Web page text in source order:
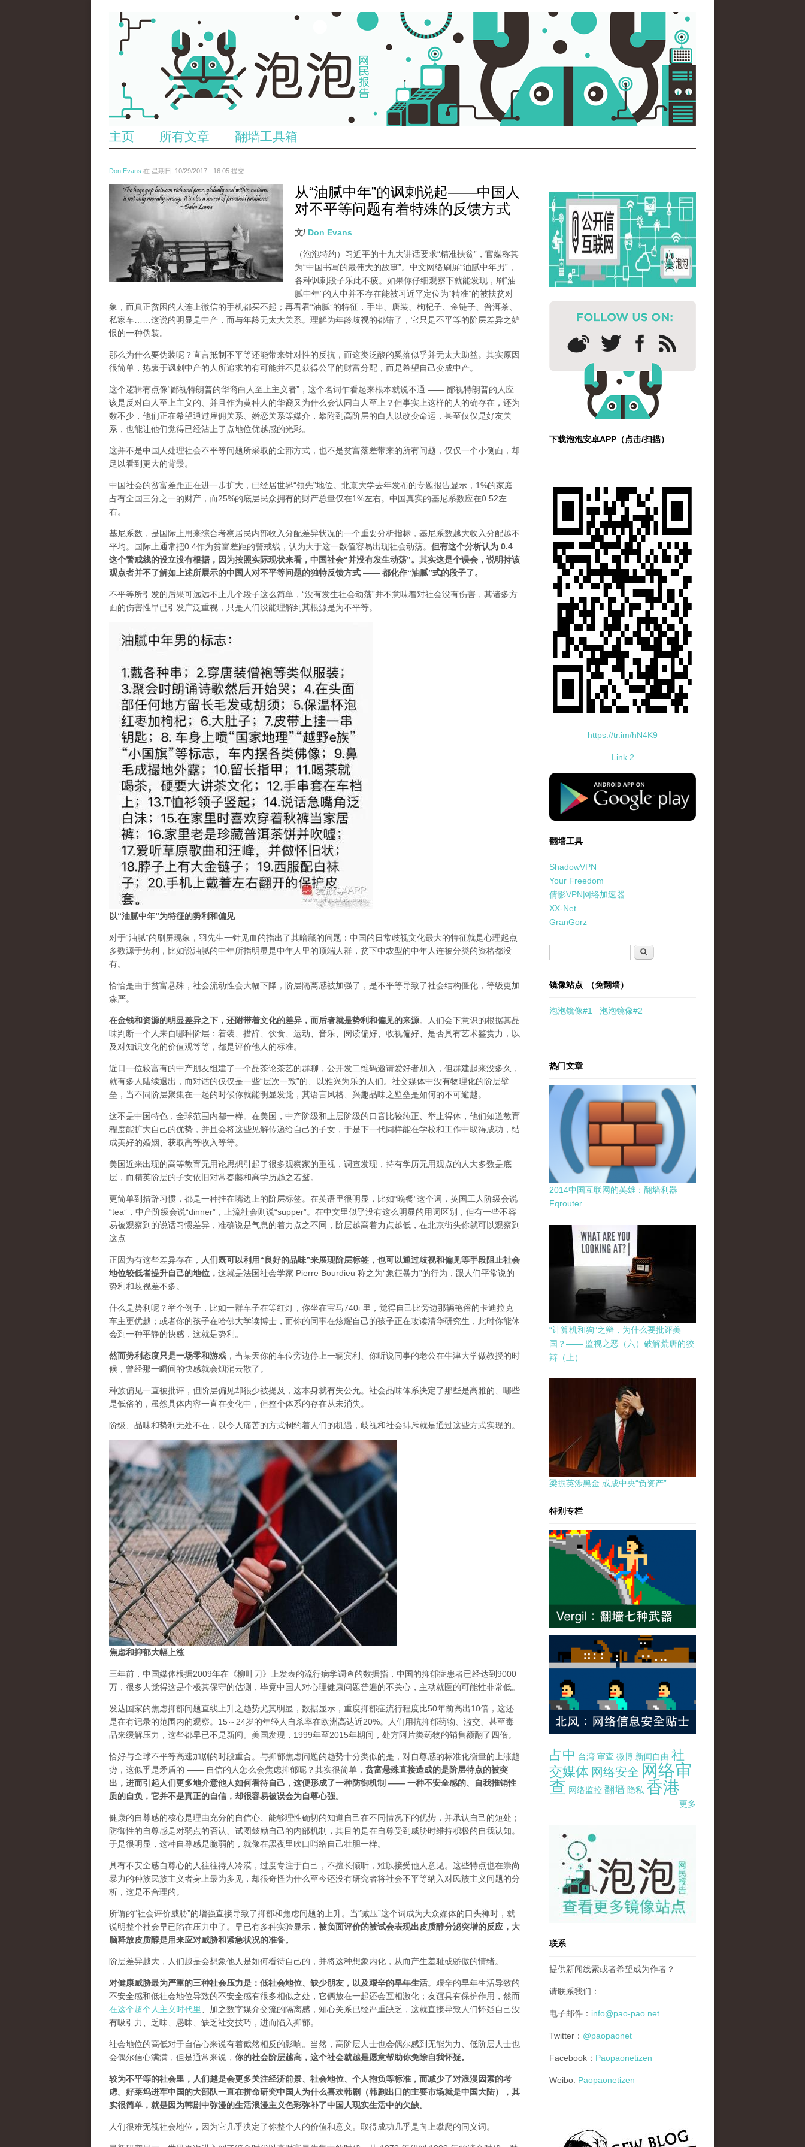
主页 所有文章 翻墙工具箱
Don Evans 在 星期日, 10/29/2017 - 16:05 提交
wechatimg1560.jpeg
从“油腻中年”的讽刺说起——中国人
对不平等问题有着特殊的反馈方式
文/ Don Evans
（泡泡特约） 习近平的十九大讲话要求“精准扶贫”，官媒称其
为“中国书写的最伟大的故事”。中文网络刷屏“油腻中年男”，
各种讽刺段子乐此不疲。如果你仔细观察下就能发现，刷“油
腻中年”的人中并不存在能被习近平定位为“精准”的被扶贫对
象，而真正贫困的人连上微信的手机都买不起；再看看“油腻”的特征，手串、唐装、枸杞子、金链子、普洱茶、
私家车……这说的明显是中产，而与年龄无太大关系。理解为年龄歧视的都错了，它只是不平等的阶层差异之妒
恨的一种伪装。
那么为什么要伪装呢？直言抵制不平等还能带来针对性的反抗，而这类泛酸的奚落似乎并无太大助益。其实原因
很简单，热衷于讽刺中产的人所追求的有可能并不是获得公平的财富分配，而是希望自己变成中产。
这个逻辑有点像“鄙视特朗普的华裔白人至上主义者”，这个名词乍看起来根本就说不通 —— 鄙视特朗普的人应
该是反对白人至上主义的、并且作为黄种人的华裔又为什么会认同白人至上？但事实上这样的人的确存在，还为
数不少，他们正在希望通过雇佣关系、婚恋关系等媒介，攀附到高阶层的白人以改变命运，甚至仅仅是好友关
系，也能让他们觉得已经沾上了点地位优越感的光彩。
这并不是中国人处理社会不平等问题所采取的全部方式，也不是贫富落差带来的所有问题，仅仅一个小侧面，却
足以看到更大的背景。
中国社会的贫富差距正在进一步扩大，已经居世界“领先”地位。北京大学去年发布的专题报告显示，1%的家庭
占有全国三分之一的财产，而25%的底层民众拥有的财产总量仅在1%左右。中国真实的基尼系数应在0.52左
右。
基尼系数，是国际上用来综合考察居民内部收入分配差异状况的一个重要分析指标，基尼系数越大收入分配越不
平均。国际上通常把0.4作为贫富差距的警戒线，认为大于这一数值容易出现社会动荡。 但有这个分析认为 0.4
这个警戒线的设立没有根据，因为按照实际现状来看，中国社会“并没有发生动荡”。其实这是个误会，说明持该
观点者并不了解如上述所展示的中国人对不平等问题的独特反馈方式 —— 都化作“油腻”式的段子了。
不平等所引发的后果可远远不止几个段子这么简单，“没有发生社会动荡”并不意味着对社会没有伤害，其诸多方
面的伤害性早已引发广泛重视，只是人们没能理解到其根源是为不平等。
以“油腻中年”为特征的势利和偏见
对于“油腻”的刷屏现象，羽先生一针见血的指出了其暗藏的问题：中国的日常歧视文化最大的特征就是心理起点
多数源于势利，比如说油腻的中年所指明显是中年人里的顶端人群，贫下中农型的中年人连被分类的资格都没
有。
恰恰是由于贫富悬殊，社会流动性会大幅下降，阶层隔离感被加强了，是不平等导致了社会结构僵化，等级更加
森严。
在金钱和资源的明显差异之下，还附带着文化的差异，而后者就是势利和偏见的来源。人们会下意识的根据其品
味判断一个人来自哪种阶层：着装、措辞、饮食、运动、音乐、阅读偏好、收视偏好、是否具有艺术鉴赏力，以
及对知识文化的价值观等等，都是评价他人的标准。
近日一位较富有的中产朋友组建了一个品茶论茶艺的群聊，公开发二维码邀请爱好者加入，但群建起来没多久，
就有多人陆续退出，而对话的仅仅是一些“层次一致”的、以雅兴为乐的人们。社交媒体中没有物理化的阶层壁
垒，当不同阶层聚集在一起的时候你就能明显发觉，其语言风格、兴趣品味之壁垒是如何的不可逾越。
这不是中国特色，全球范围内都一样。在美国，中产阶级和上层阶级的口音比较纯正、举止得体，他们知道教育
程度能扩大自己的优势，并且会将这些见解传递给自己的子女，于是下一代同样能在学校和工作中取得成功，结
成美好的婚姻、获取高等收入等等。
美国近来出现的高等教育无用论思想引起了很多观察家的重视，调查发现，持有学历无用观点的人大多数是底
层，而精英阶层的子女依旧对常春藤和高学历趋之若鹜。
更简单到措辞习惯，都是一种挂在嘴边上的阶层标签。在英语里很明显，比如“晚餐”这个词，英国工人阶级会说
“tea”，中产阶级会说“dinner”，上流社会则说“supper”。在中文里似乎没有这么明显的用词区别，但有一些不容
易被观察到的说话习惯差异，准确说是气息的着力点之不同，阶层越高着力点越低，在北京街头你就可以观察到
这点……
正因为有这些差异存在， 人们既可以利用“良好的品味”来展现阶层标签，也可以通过歧视和偏见等手段阻止社会
地位较低者提升自己的地位 ， 这就是法国社会学家 Pierre Bourdieu 称之为“象征暴力”的行为，跟人们平常说的
势利和歧视差不多。
什么是势利呢？举个例子，比如一群车子在等红灯，你坐在宝马740i 里，觉得自己比旁边那辆艳俗的卡迪拉克
车主更优越；或者你的孩子在哈佛大学读博士，而你的同事在炫耀自己的孩子正在攻读清华研究生，此时你能体
会到一种平静的快感，这就是势利。
然而势利态度只是一场零和游戏 ，当某天你的车位旁边停上一辆宾利、你听说同事的老公在牛津大学做教授的时
候，曾经那一瞬间的快感就会烟消云散了。
种族偏见一直被批评，但阶层偏见却很少被提及，这本身就有失公允。 社会品味体系决定了那些是高雅的、哪些
是低俗的，虽然具体内容一直在变化中，但整个体系的存在从未消失。
阶级、品味和势利无处不在，以令人痛苦的方式制约着人们的机遇，歧视和社会排斥就是通过这些方式实现的。
焦虑和抑郁大幅上涨
三年前，中国媒体根据2009年在《柳叶刀》上发表的流行病学调查的数据指，中国的抑郁症患者已经达到9000
万，很多人觉得这是个极其保守的估测，毕竟中国人对心理健康问题普遍的不关心，主动就医的可能性非常低。
发达国家的焦虑抑郁问题直线上升之趋势尤其明显，数据显示，重度抑郁症流行程度比50年前高出10倍，这还
是在有记录的范围内的观察。15～24岁的年轻人自杀率在欧洲高达近20%。人们用抗抑郁药物、滥交、甚至毒
品来缓解压力，这些都早已不是新闻。美国发现，1999年至2015年期间，处方阿片类药物的销售额翻了四倍。
恰好与全球不平等高速加剧的时段重合。与抑郁焦虑问题的趋势十分类似的是，对自尊感的标准化衡量的上涨趋
势，这似乎是矛盾的 —— 自信的人怎么会焦虑抑郁呢？其实很简单， 贫富悬殊直接造成的是阶层特点的被突
出，进而引起人们更多地介意他人如何看待自己，这便形成了一种防御机制 —— 一种不安全感的、自我推销性
质的自负，它并不是真正的自信，却很容易被误会为自尊心强。
健康的自尊感的核心是理由充分的自信心、能够理性确切的知道自己在不同情况下的优势，并承认自己的短处；
防御性的自尊感是对弱点的否认、试图鼓励自己的内部机制，其目的是在自尊受到威胁时维持积极的自我认知。
于是很明显，这种自尊感是脆弱的，就像在黑夜里吹口哨给自己壮胆一样。
具有不安全感自尊心的人往往待人冷漠，过度专注于自己，不擅长倾听，难以接受他人意见。这些特点也在崇尚
暴力的种族民族主义者身上最为多见，却很奇怪为什么至今还没有研究者将社会不平等纳入对民族主义问题的分
析 ，这是不合理的。
所谓的“社会评价威胁”的增强直接导致了抑郁和焦虑问题的上升。当“减压”这个词成为大众媒体的口头禅时，就
说明整个社会早已陷在压力中了。早已有多种实验显示， 被负面评价的被试会表现出皮质醇分泌突增的反应，大
脑释放皮质醇是用来应对威胁和紧急状况的准备。
阶层差异越大，人们越是会想象他人是如何看待自己的，并将这种想象内化，从而产生羞耻或骄傲的情绪。
对健康威胁最为严重的三种社会压力是：低社会地位、缺少朋友，以及艰辛的早年生活。艰辛的早年生活导致的
不安全感和低社会地位导致的不安全感有很多相似之处，它俩放在一起还会互相激化；友谊具有保护作用，然而
在这个超个人主义时代里
、加之数字媒介交流的隔离感，知心关系已经严重缺乏，这就直接导致人们怀疑自己没
有吸引力、乏味、愚昧、缺乏社交技巧，进而陷入抑郁。
社会地位的高低对于自信心来说有着截然相反的影响。当然，高阶层人士也会偶尔感到无能为力、低阶层人士也
会偶尔信心满满，但是通常来说， 你的社会阶层越高，这个社会就越是愿意帮助你免除自我怀疑。
较为不平等的社会里，人们越是会更多关注经济前景、社会地位、个人抱负等标准，而减少了对浪漫因素的考
虑。好莱坞进军中国的大部队一直在拼命研究中国人为什么喜欢韩剧（韩剧出口的主要市场就是中国大陆），其
实很简单，就是因为韩剧中弥漫的生活浪漫主义色彩弥补了中国人现实生活中的欠缺。
人们很难无视社会地位，因为它几乎决定了你整个人的价值和意义。取得成功几乎是向上攀爬的同义词。
下载泡泡安卓APP（点击/扫描）
https://tr.im/hN4K9
Link 2
standard-icon-googleplay-app-store.png
翻墙工具
ShadowVPN
Your Freedom
倩影VPN网络加速器
XX-Net
GranGorz
搜索
镜像站点 （免翻墙）
泡泡镜像#1 泡泡镜像#2
热门文章
2014中国互联网的英雄：翻墙利器
Fqrouter
“计算机和狗”之辩，为什么要批评美
国？—— 监视之恶（六）破解荒唐的狡
辩（上）
梁振英涉黑金 或成中央“负资产”
特别专栏
占中 台湾 审查 微博 新闻自由 社
交媒体 网络安全 网络审
查 网络监控 翻墙 隐私 香港
更多
pao-pao-banner-mirror-site-120814.jpg
联系
提供新闻线索或者希望成为作者？
请联系我们：
电子邮件： info@pao-pao.net
Twitter： @paopaonet
Facebook： Paopaonetizen
Weibo: Paopaonetizen
gfw_blog_small.jpg